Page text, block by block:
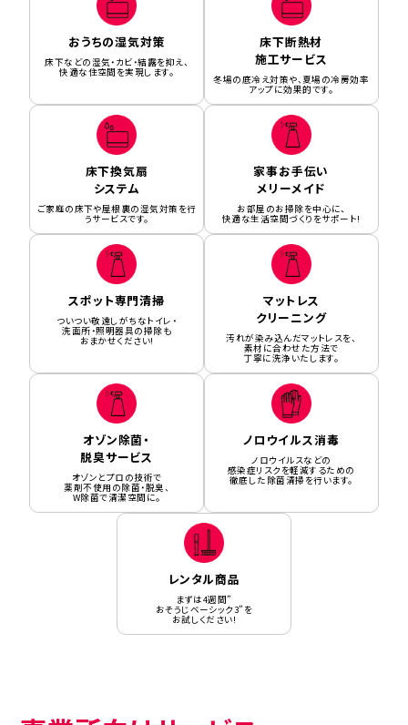
おうちの湿気対策
床下などの湿気・カビ・結露を抑え、
快適な住空間を実現します。
床下断熱材
施工サービス
冬場の底冷え対策や、夏場の冷房効率
アップに効果的です。
床下換気扇
システム
ご家庭の床下や屋根裏の湿気対策を行
うサービスです。
家事お手伝い
メリーメイド
お部屋のお掃除を中心に、
快適な生活空間づくりをサポート!
スポット専門清掃
ついつい敬遠しがちなトイレ・
洗面所・照明器具の掃除も
おまかせください!
マットレス
クリーニング
汚れが染み込んだマットレスを、
素材に合わせた方法で
丁寧に洗浄いたします。
オゾン除菌・
脱臭サービス
オゾンとプロの技術で
薬剤不使用の除菌・脱臭、
W除菌で清潔空間に。
ノロウイルス消毒
ノロウイルスなどの
感染症リスクを軽減するための
徹底した除菌清掃を行います。
レンタル商品
まずは4週間”
おそうじベーシック3”を
お試しください!